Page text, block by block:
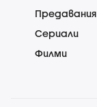
Предавания
Сериали
Филми